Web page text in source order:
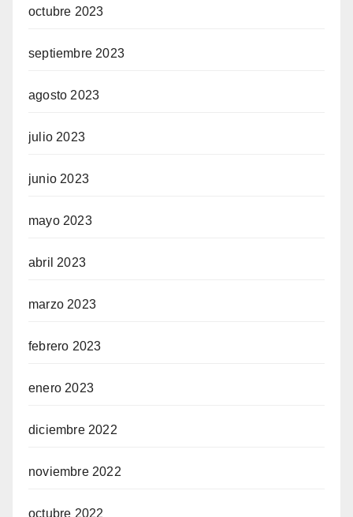
octubre 2023
septiembre 2023
agosto 2023
julio 2023
junio 2023
mayo 2023
abril 2023
marzo 2023
febrero 2023
enero 2023
diciembre 2022
noviembre 2022
octubre 2022